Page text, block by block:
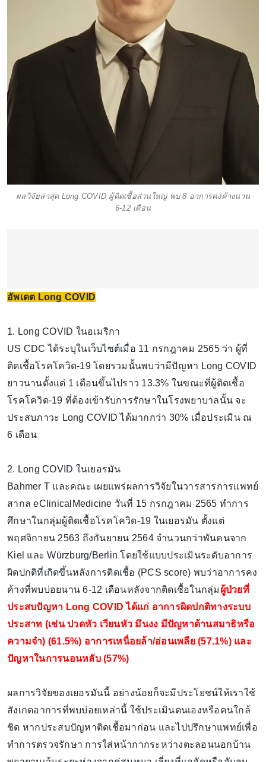
ผลวิจัยล่าสุด Long COVID ผู้ติดเชื้อส่วนใหญ่ พบ 8 อาการคงค้างนาน
6-12 เดือน
อัพเดต Long COVID
1. Long COVID ในอเมริกา
US CDC ได้ระบุในเว็บไซต์เมื่อ 11 กรกฎาคม 2565 ว่า ผู้ที่
ติดเชื้อโรคโควิด-19 โดยรวมนั้นพบว่ามีปัญหา Long COVID
ยาวนานตั้งแต่ 1 เดือนขึ้นไปราว 13.3% ในขณะที่ผู้ติดเชื้อ
โรคโควิด-19 ที่ต้องเข้ารับการรักษาในโรงพยาบาลนั้น จะ
ประสบภาวะ Long COVID ได้มากกว่า 30% เมื่อประเมิน ณ
6 เดือน
2. Long COVID ในเยอรมัน
Bahmer T และคณะ เผยแพร่ผลการวิจัยในวารสารการแพทย์
สากล eClinicalMedicine วันที่ 15 กรกฎาคม 2565 ทำการ
ศึกษาในกลุ่มผู้ติดเชื้อโรคโควิด-19 ในเยอรมัน ตั้งแต่
พฤศจิกายน 2563 ถึงกันยายน 2564 จำนวนกว่าพันคนจาก
Kiel และ Würzburg/Berlin โดยใช้แบบประเมินระดับอาการ
ผิดปกติที่เกิดขึ้นหลังการติดเชื้อ (PCS score) พบว่าอาการคง
ค้างที่พบบ่อยนาน 6-12 เดือนหลังจากติดเชื้อในกลุ่ม ผู้ป่วยที่
ประสบปัญหา Long COVID ได้แก่ อาการผิดปกติทางระบบ
ประสาท (เช่น ปวดหัว เวียนหัว มึนงง มีปัญหาด้านสมาธิหรือ
ความจำ) (61.5%) อาการเหนื่อยล้า/อ่อนเพลีย (57.1%) และ
ปัญหาในการนอนหลับ (57%)
ผลการวิจัยของเยอรมันนี้ อย่างน้อยก็จะมีประโยชน์ให้เราใช้
สังเกตอาการที่พบบ่อยเหล่านี้ ใช้ประเมินตนเองหรือคนใกล้
ชิด หากประสบปัญหาติดเชื้อมาก่อน และไปปรึกษาแพทย์เพื่อ
ทำการตรวจรักษา การใส่หน้ากากระหว่างตะลอนนอกบ้าน